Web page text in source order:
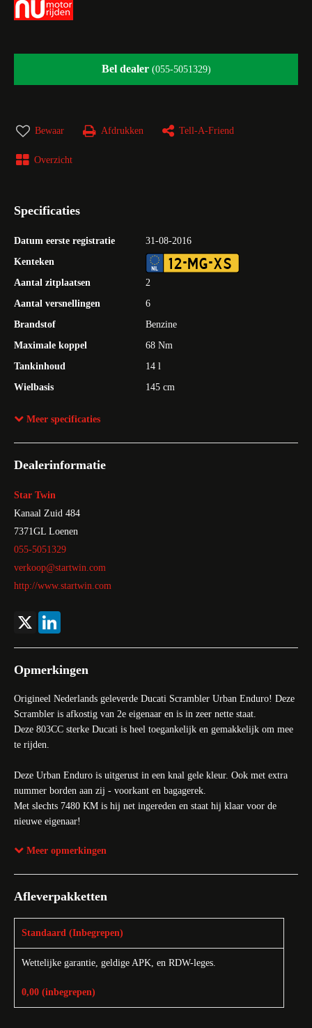
Bel dealer (055-5051329)
Bewaar Afdrukken Tell-A-Friend
Overzicht
Specificaties
Datum eerste registratie
31-08-2016
Kenteken
12-MG-XS
Aantal zitplaatsen
2
Aantal versnellingen
6
Brandstof
Benzine
Maximale koppel
68 Nm
Tankinhoud
14 l
Wielbasis
145 cm
BTW verrekenbaar
Bekleding
Motor
Meer specificaties
Dealerinformatie
Star Twin
Kanaal Zuid 484
7371GL Loenen
055-5051329
verkoop@startwin.com
http://www.startwin.com
X
Opmerkingen
Origineel Nederlands geleverde Ducati Scrambler Urban Enduro! Deze
Scrambler is afkostig van 2e eigenaar en is in zeer nette staat.
Deze 803CC sterke Ducati is heel toegankelijk en gemakkelijk om mee
te rijden.
Deze Urban Enduro is uitgerust in een knal gele kleur. Ook met extra
nummer borden aan zij - voorkant en bagagerek.
Met slechts 7480 KM is hij net ingereden en staat hij klaar voor de
nieuwe eigenaar!
Voor meer informatie omtrent eventuele inruil,
Kroese.
Star Twin Motors – Het kloppend motorhart van
officieel dealer van Ducati MX en Royal Enfield. Bij ons kunt u terecht
accessoires en deskundig advies. Bekijk ons complete aanbod op Star
Meer opmerkingen
Afleverpakketten
Standaard (Inbegrepen)
Wettelijke garantie, geldige APK, en RDW-leges.
0,00 (inbegrepen)